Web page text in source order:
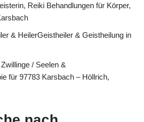
Reiki Behandlungen für Körper,
& HeilerGeistheiler & Geistheilung in
/ Seelen &
für 97783 Karsbach – Höllrich,